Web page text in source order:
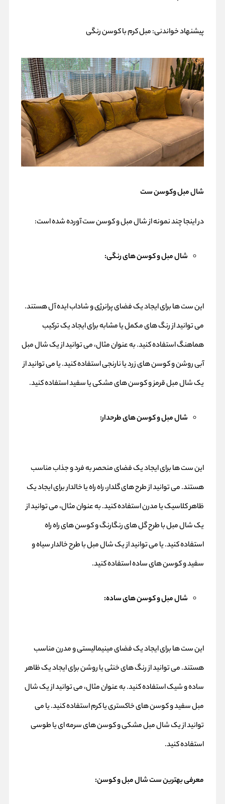
پیشنهاد خواندنی:مبل کرم با کوسن رنگی
شال مبل وکوسن ست
در اینجا چند نمونه از شال مبل و کوسن ست آورده شده است:
شال مبل و کوسن های رنگی:
این ست ها برای ایجاد یک فضای پرانرژی و شاداب ایده آل هستند.
می توانید از رنگ های مکمل یا مشابه برای ایجاد یک ترکیب
هماهنگ استفاده کنید. به عنوان مثال، می توانید از یک شال مبل
آبی روشن و کوسن های زرد یا نارنجی استفاده کنید. یا می توانید از
یک شال مبل قرمز و کوسن های مشکی یا سفید استفاده کنید.
شال مبل و کوسن های طرحدار:
این ست ها برای ایجاد یک فضای منحصر به فرد و جذاب مناسب
هستند. می توانید از طرح های گلدار، راه راه یا خالدار برای ایجاد یک
ظاهر کلاسیک یا مدرن استفاده کنید. به عنوان مثال، می توانید از
یک شال مبل با طرح گل های رنگارنگ و کوسن های راه راه
استفاده کنید. یا می توانید از یک شال مبل با طرح خالدار سیاه و
سفید و کوسن های ساده استفاده کنید.
شال مبل و کوسن های ساده:
این ست ها برای ایجاد یک فضای مینیمالیستی و مدرن مناسب
هستند. می توانید از رنگ های خنثی یا روشن برای ایجاد یک ظاهر
ساده و شیک استفاده کنید. به عنوان مثال، می توانید از یک شال
مبل سفید و کوسن های خاکستری یا کرم استفاده کنید. یا می
توانید از یک شال مبل مشکی و کوسن های سرمه ای یا طوسی
استفاده کنید.
معرفی بهترین ست شال مبل و کوسن: